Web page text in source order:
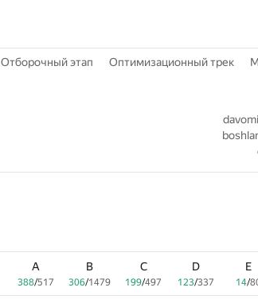
Отборочный этап Оптимизационный трек
A
388/517
B
306/1479
C
199/497
D
123/337
E
14/